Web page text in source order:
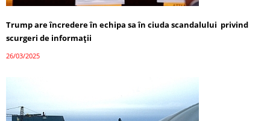
Trump are încredere în echipa sa în ciuda scandalului privind
scurgeri de informații
26/03/2025